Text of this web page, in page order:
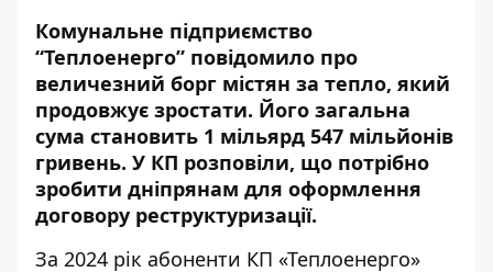
Комунальне підприємство
“Теплоенерго” повідомило про
величезний борг містян за тепло, який
продовжує зростати. Його загальна
сума становить 1 мільярд 547 мільйонів
гривень. У КП розповіли, що потрібно
зробити дніпрянам для оформлення
договору реструктуризації.
За 2024 рік абоненти КП «Теплоенерго»